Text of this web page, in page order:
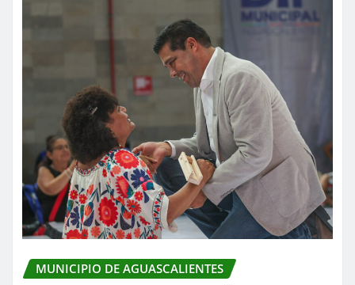
MUNICIPIO DE AGUASCALIENTES